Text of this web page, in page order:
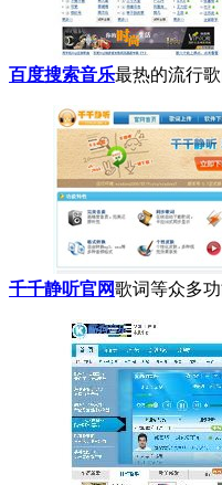
百度搜索音乐最热的流行
千千静听官网歌词等众多